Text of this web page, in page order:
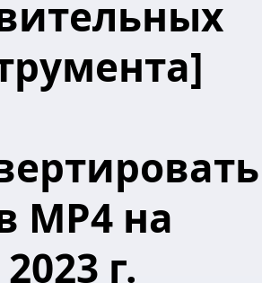
MP4 на
г.